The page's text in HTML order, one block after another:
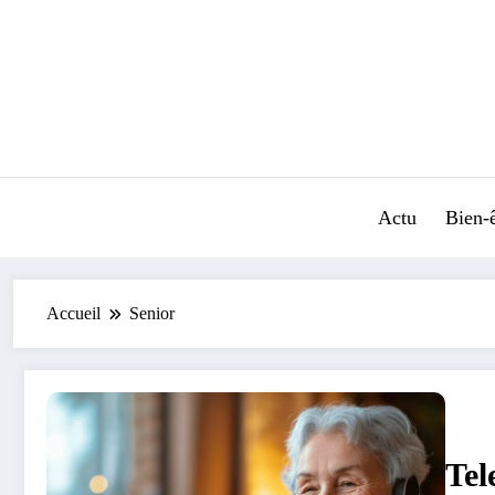
Actu Bien-
Accueil Senior